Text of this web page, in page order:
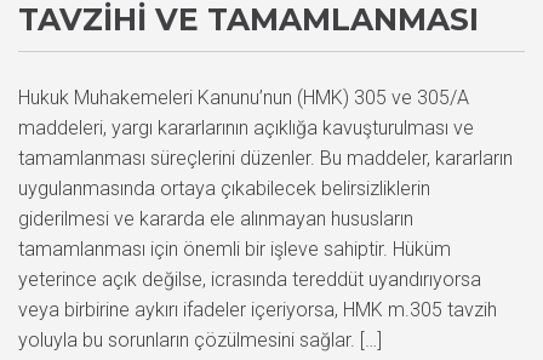
TAVZIHI VE TAMAMLANMASI
Hukuk Muhakemeleri Kanunu’nun (HMK) 305 ve 305/A
maddeleri, yargı kararlarının açıklığa kavuşturulması ve
tamamlanması süreçlerini düzenler. Bu maddeler, kararların
uygulanmasında ortaya çıkabilecek belirsizliklerin
giderilmesi ve kararda ele alınmayan hususların
tamamlanması için önemli bir işleve sahiptir. Hüküm
yeterince açık değilse, icrasında tereddüt uyandırıyorsa
veya birbirine aykırı ifadeler içeriyorsa, HMK m.305 tavzih
yoluyla bu sorunların çözülmesini sağlar. […]